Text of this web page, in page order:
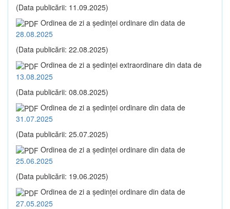
(Data publicării: 11.09.2025)
Ordinea de zi a şedinţei ordinare din data de
28.08.2025
(Data publicării: 22.08.2025)
Ordinea de zi a şedinţei extraordinare din data de
13.08.2025
(Data publicării: 08.08.2025)
Ordinea de zi a şedinţei ordinare din data de
31.07.2025
(Data publicării: 25.07.2025)
Ordinea de zi a şedinţei ordinare din data de
25.06.2025
(Data publicării: 19.06.2025)
Ordinea de zi a şedinţei ordinare din data de
27.05.2025